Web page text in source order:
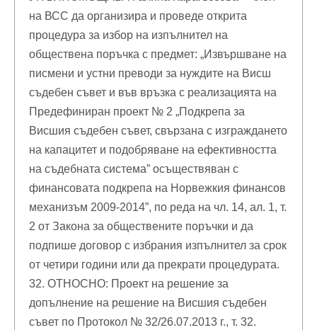
на ВСС да организира и проведе открита
процедура за избор на изпълнител на
обществена поръчка с предмет: „Извършване на
писмени и устни преводи за нуждите на Висш
съдебен съвет и във връзка с реализацията на
Предефиниран проект № 2 „Подкрепа за
Висшия съдебен съвет, свързана с изграждането
на капацитет и подобряване на ефективността
на съдебната система” осъществяван с
финансовата подкрепа на Норвежкия финансов
механизъм 2009-2014”, по реда на чл. 14, ал. 1, т.
2 от Закона за обществените поръчки и да
подпише договор с избрания изпълнител за срок
от четири години или да прекрати процедурата.
32. ОТНОСНО: Проект на решение за
допълнение на решение на Висшия съдебен
съвет по Протокол № 32/26.07.2013 г., т. 32.